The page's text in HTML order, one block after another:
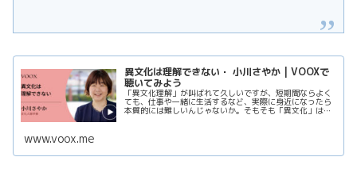
異文化は理解できない・ 小川さやか | VOOXで
聴いてみよう
「異文化理解」が叫ばれて久しいですが、短期間ならよく
ても、仕事や一緒に生活するなど、実際に身近になったら
本質的には難しいんじゃないか。そもそも「異文化」は理
www.voox.me